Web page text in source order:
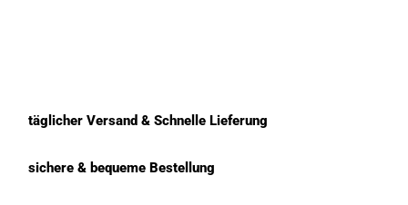
täglicher Versand & Schnelle Lieferung
sichere & bequeme Bestellung